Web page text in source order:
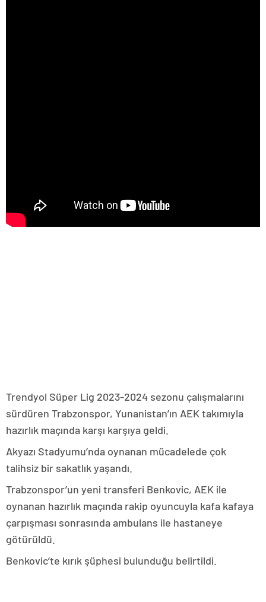
Trendyol Süper Lig 2023-2024 sezonu çalışmalarını
sürdüren Trabzonspor, Yunanistan’ın AEK takımıyla
hazırlık maçında karşı karşıya geldi.
Akyazı Stadyumu’nda oynanan mücadelede çok
talihsiz bir sakatlık yaşandı.
Trabzonspor’un yeni transferi Benkovic, AEK ile
oynanan hazırlık maçında rakip oyuncuyla kafa kafaya
çarpışması sonrasında ambulans ile hastaneye
götürüldü.
Benkovic’te kırık şüphesi bulunduğu belirtildi.